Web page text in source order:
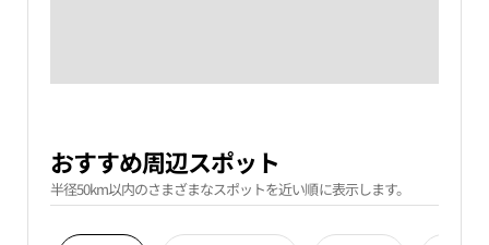
おすすめ周辺スポット
半径50km以内のさまざまなスポットを近い順に表示します。